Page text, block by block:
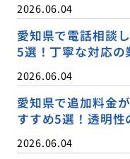
2026.06.04
愛知県で電話相談
5選！丁寧な対応の
2026.06.04
愛知県で追加料金
すすめ5選！透明
2026.06.04